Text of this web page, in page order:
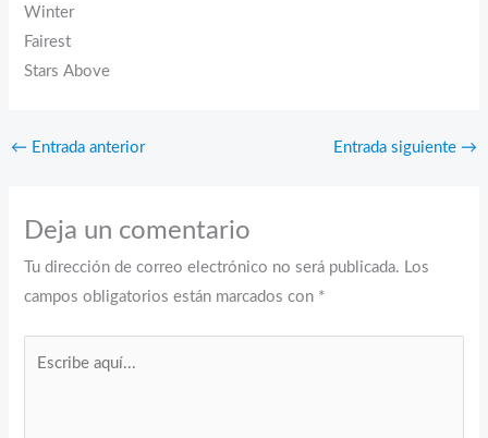
Winter
Fairest
Stars Above
← Entrada anterior Entrada siguiente →
Deja un comentario
Tu dirección de correo electrónico no será publicada. Los
campos obligatorios están marcados con *